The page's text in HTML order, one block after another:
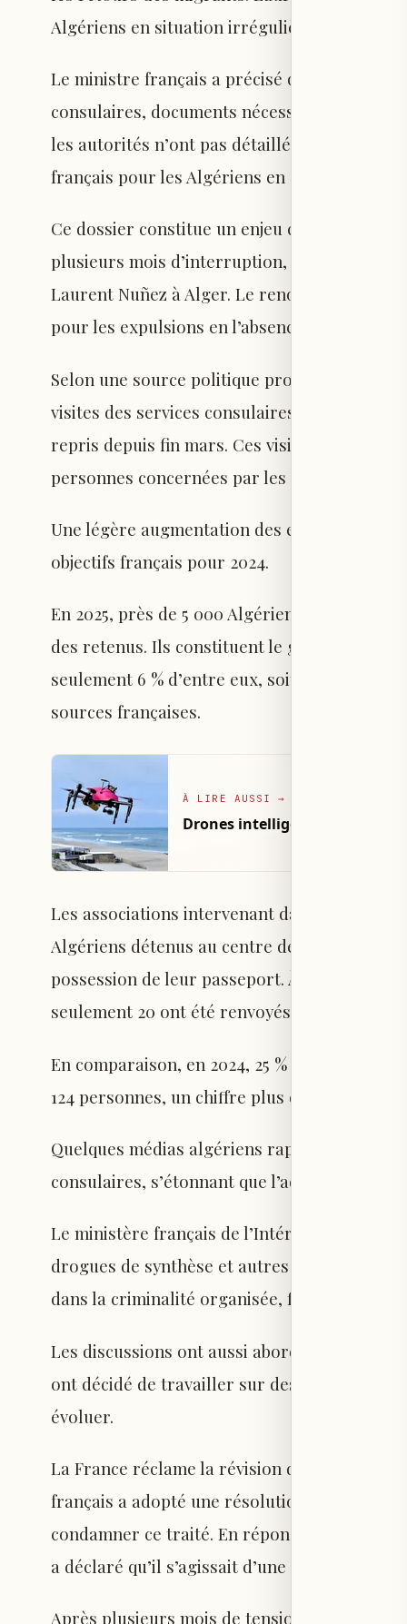
Algériens en situation irrégulière vers leur
Le ministre français a précisé que l’Algérie
consulaires, documents nécessaires pour le
les autorités n’ont pas détaillé la mise en
français pour les Algériens en situation
Ce dossier constitue un enjeu central dans
plusieurs mois d’interruption, la
Laurent Nuñez à Alger. Le renouvellement
pour les expulsions en l’absence de
Selon une source politique proche du
visites des services consulaires algériens
repris depuis fin mars. Ces visites visent à
personnes concernées par les procédures
Une légère augmentation des expulsions a
objectifs français pour 2024.
En 2025, près de 5 000 Algériens ont été
des retenus. Ils constituent le groupe le
seulement 6 % d’entre eux, soit 264
sources françaises.
À LIRE AUSSI →
Drones intelligents déployés
Les associations intervenant dans ces
Algériens détenus au centre de Vincennes,
possession de leur passeport. À Toulouse,
seulement 20 ont été renvoyés dans leur pays.
En comparaison, en 2024, 25 % des
124 personnes, un chiffre plus de quatre fois
Quelques médias algériens rapportent que
consulaires, s’étonnant que l’administration
Le ministère français de l’Intérieur a
drogues de synthèse et autres stupéfiants,
dans la criminalité organisée, figurent parmi
Les discussions ont aussi abordé la révision
ont décidé de travailler sur des propositions
évoluer.
La France réclame la révision de cet accord
français a adopté une résolution, proposée
condamner ce traité. En réponse, le ministre
a déclaré qu’il s’agissait d’une affaire «
Après plusieurs mois de tensions, la visite